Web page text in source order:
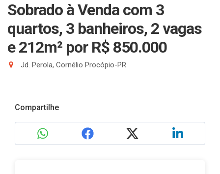
Sobrado à Venda com 3
quartos, 3 banheiros, 2 vagas
e 212m² por R$ 850.000
Jd. Perola, Cornélio Procópio-PR
Compartilhe